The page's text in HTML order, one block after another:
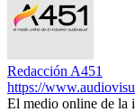
Redacción A451
https://
El medio online de la